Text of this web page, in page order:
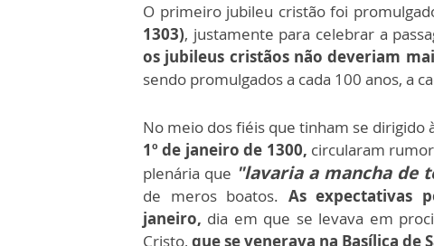
O primeiro jubileu cristão foi
1303), justamente para celebrar a
os jubileus cristãos não deveriam
sendo promulgados a cada 100 anos, a
No meio dos fiéis que tinham se dirigido
1º de janeiro de 1300, circularam
plenária que "lavaria a mancha de
de meros boatos. As expectativas
janeiro, dia em que se levava em
Cristo, que se venerava na Basílica de